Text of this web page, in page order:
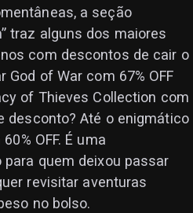
a seção
traz alguns dos maiores
com descontos de cair o
God of War com 67% OFF
of Thieves Collection com
desconto? Até o enigmático
OFF. É uma
para quem deixou passar
revisitar aventuras
no bolso.